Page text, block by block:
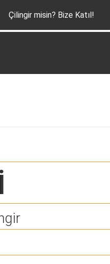
Çilingir misin? Bize Katıl!